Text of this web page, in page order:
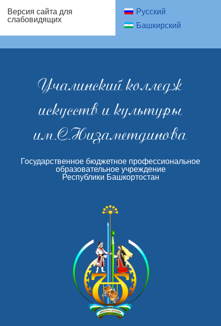
Версия сайта для
слабовидящих
Русский
Башкирский
Учалинский колледж
искусств и культуры
им.С.Низаметдинова
Государственное бюджетное профессиональное
образовательное учреждение
Республики Башкортостан